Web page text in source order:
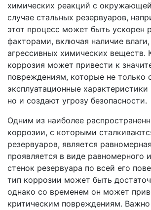
химических реакций с
случае стальных резервуаров,
этот процесс может быть ускорен
факторами, включая наличие
агрессивных химических веществ.
коррозия может привести к
повреждениям, которые не только
эксплуатационные характеристики
но и создают угрозу безопасности.
Одним из наиболее
коррозии, с которыми
резервуаров, является
проявляется в виде равномерного
стенок резервуара по всей его
тип коррозии может быть
однако со временем он может
критическим повреждениям. Важно